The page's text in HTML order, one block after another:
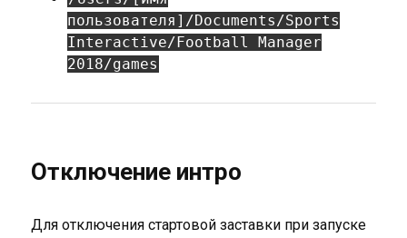
пользователя]/Documents/Sports
Interactive/Football Manager
2018/games
Отключение интро
Для отключения стартовой заставки при запуске